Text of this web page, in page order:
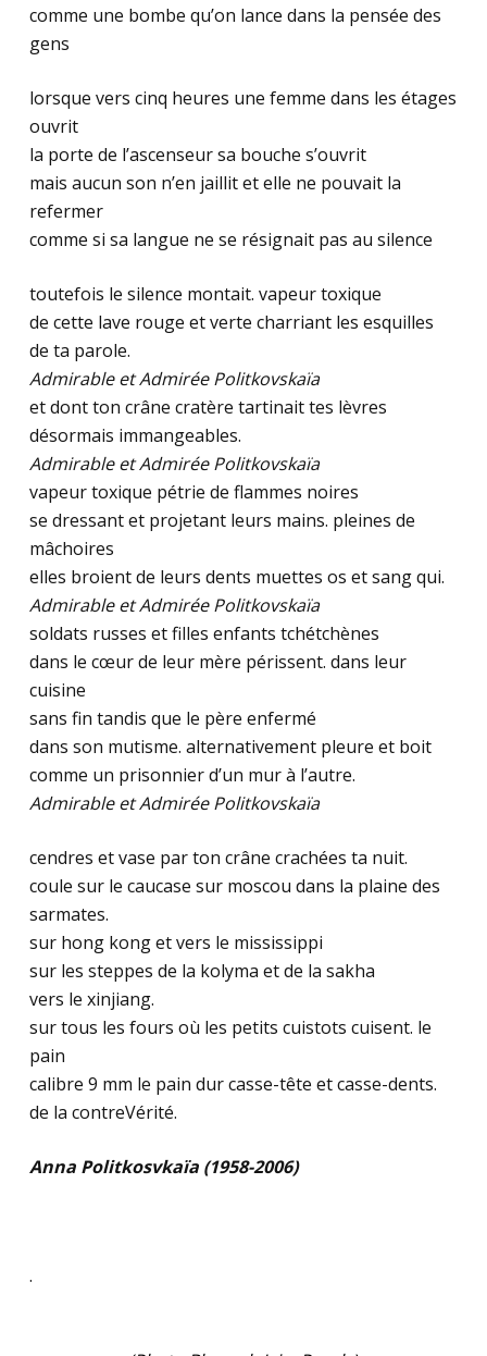
comme une bombe qu’on lance dans la pensée des
gens
lorsque vers cinq heures une femme dans les étages
ouvrit
la porte de l’ascenseur sa bouche s’ouvrit
mais aucun son n’en jaillit et elle ne pouvait la
refermer
comme si sa langue ne se résignait pas au silence
toutefois le silence montait. vapeur toxique
de cette lave rouge et verte charriant les esquilles
de ta parole.
Admirable et Admirée Politkovskaïa
et dont ton crâne cratère tartinait tes lèvres
désormais immangeables.
Admirable et Admirée Politkovskaïa
vapeur toxique pétrie de flammes noires
se dressant et projetant leurs mains. pleines de
mâchoires
elles broient de leurs dents muettes os et sang qui.
Admirable et Admirée Politkovskaïa
soldats russes et filles enfants tchétchènes
dans le cœur de leur mère périssent. dans leur
cuisine
sans fin tandis que le père enfermé
dans son mutisme. alternativement pleure et boit
comme un prisonnier d’un mur à l’autre.
Admirable et Admirée Politkovskaïa
cendres et vase par ton crâne crachées ta nuit.
coule sur le caucase sur moscou dans la plaine des
sarmates.
sur hong kong et vers le mississippi
sur les steppes de la kolyma et de la sakha
vers le xinjiang.
sur tous les fours où les petits cuistots cuisent. le
pain
calibre 9 mm le pain dur casse-tête et casse-dents.
de la contreVérité.
Anna Politkosvkaïa (1958-2006)
.